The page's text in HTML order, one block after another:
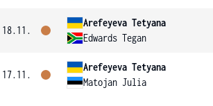
18.11.
Arefeyeva Tetyana
Edwards Tegan
17.11.
Arefeyeva Tetyana
Matojan Julia